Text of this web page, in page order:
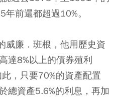
前還都超過10%。
威廉．班根，他用歷史資
達8%以上的債券殖利
，只要70%的資產配置
總資產5.6%的利息，再加